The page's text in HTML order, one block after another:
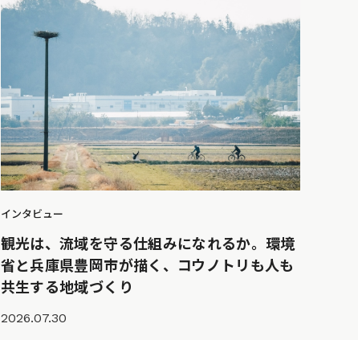
インタビュー
観光は、流域を守る仕組みになれるか。環境
省と兵庫県豊岡市が描く、コウノトリも人も
共生する地域づくり
2026.07.30